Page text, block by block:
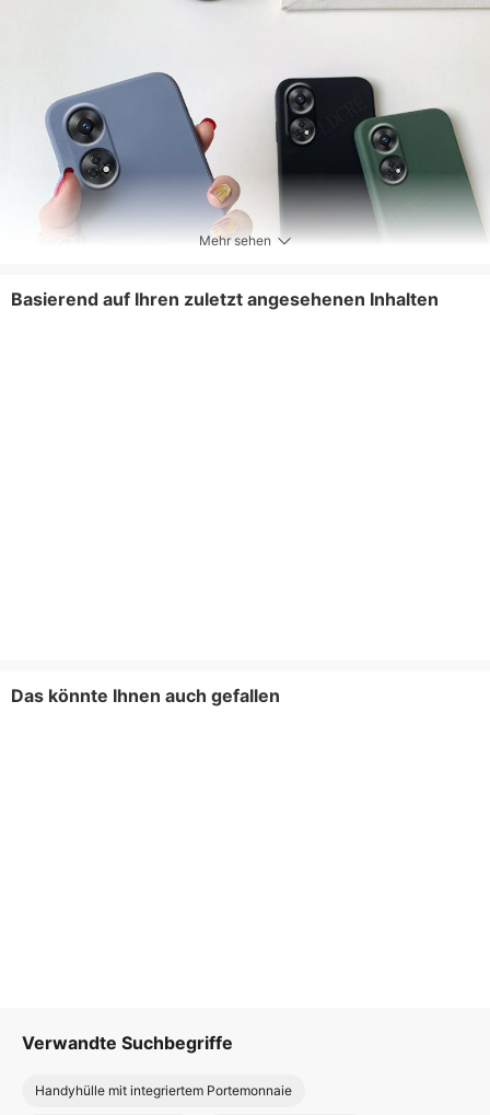
Mehr sehen
Basierend auf Ihren zuletzt angesehenen Inhalten
Das könnte Ihnen auch gefallen
Verwandte Suchbegriffe
Handyhülle mit integriertem Portemonnaie